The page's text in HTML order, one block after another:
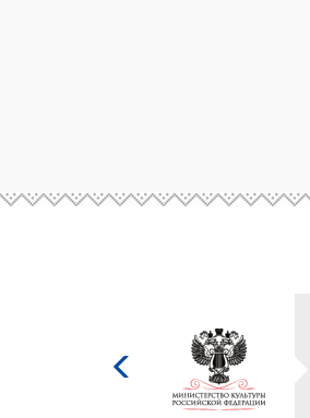
Министерство
культуры
Российской
федерации